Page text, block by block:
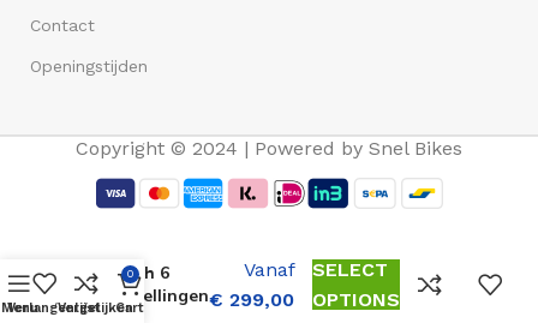
Contact
Openingstijden
Copyright © 2024 | Powered by Snel Bikes
24 inch 6
Versnellingen
Zwart
Vanaf
€ 299,00
SELECT
OPTIONS
Menu
Verlangenlijst
Vergelijken
0
Cart